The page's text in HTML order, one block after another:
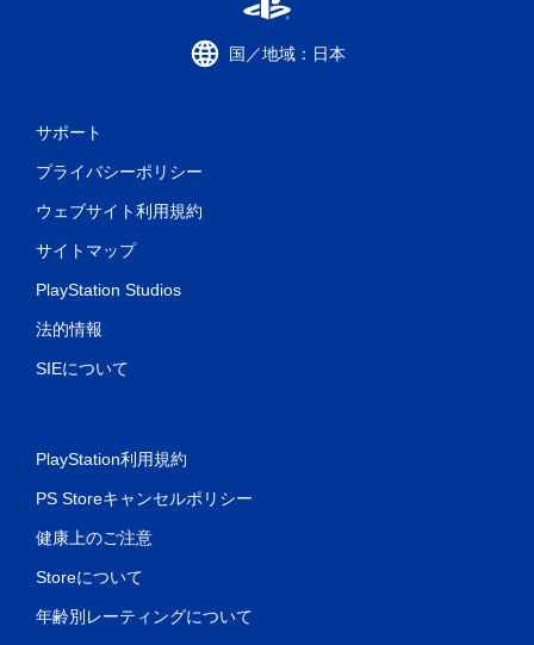
国／地域：日本
サポート
プライバシーポリシー
ウェブサイト利用規約
サイトマップ
PlayStation Studios
法的情報
SIEについて
PlayStation利用規約
PS Storeキャンセルポリシー
健康上のご注意
Storeについて
年齢別レーティングについて